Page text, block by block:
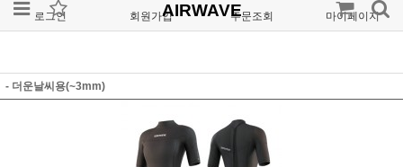
로그인 회원가입 주문조회 마이페이지
AIRWAVE
- 더운날씨용(~3mm)